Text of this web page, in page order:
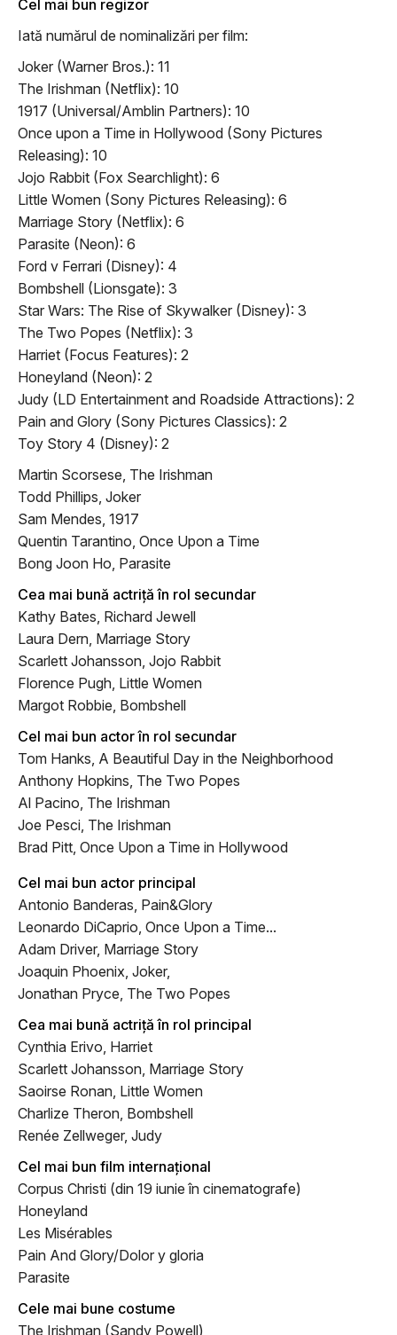
Cel mai bun regizor
Iată numărul de nominalizări per film:
Joker (Warner Bros.): 11
The Irishman (Netflix): 10
1917 (Universal/Amblin Partners): 10
Once upon a Time in Hollywood (Sony Pictures
Releasing): 10
Jojo Rabbit (Fox Searchlight): 6
Little Women (Sony Pictures Releasing): 6
Marriage Story (Netflix): 6
Parasite (Neon): 6
Ford v Ferrari (Disney): 4
Bombshell (Lionsgate): 3
Star Wars: The Rise of Skywalker (Disney): 3
The Two Popes (Netflix): 3
Harriet (Focus Features): 2
Honeyland (Neon): 2
Judy (LD Entertainment and Roadside Attractions): 2
Pain and Glory (Sony Pictures Classics): 2
Toy Story 4 (Disney): 2
Martin Scorsese, The Irishman
Todd Phillips, Joker
Sam Mendes, 1917
Quentin Tarantino, Once Upon a Time
Bong Joon Ho, Parasite
Cea mai bună actriță în rol secundar
Kathy Bates, Richard Jewell
Laura Dern, Marriage Story
Scarlett Johansson, Jojo Rabbit
Florence Pugh, Little Women
Margot Robbie, Bombshell
Cel mai bun actor în rol secundar
Tom Hanks, A Beautiful Day in the Neighborhood
Anthony Hopkins, The Two Popes
Al Pacino, The Irishman
Joe Pesci, The Irishman
Brad Pitt, Once Upon a Time in Hollywood
Cel mai bun actor principal
Antonio Banderas, Pain&Glory
Leonardo DiCaprio, Once Upon a Time...
Adam Driver, Marriage Story
Joaquin Phoenix, Joker,
Jonathan Pryce, The Two Popes
Cea mai bună actriță în rol principal
Cynthia Erivo, Harriet
Scarlett Johansson, Marriage Story
Saoirse Ronan, Little Women
Charlize Theron, Bombshell
Renée Zellweger, Judy
Cel mai bun film internațional
Corpus Christi (din 19 iunie în cinematografe)
Honeyland
Les Misérables
Pain And Glory/Dolor y gloria
Parasite
Cele mai bune costume
The Irishman (Sandy Powell)